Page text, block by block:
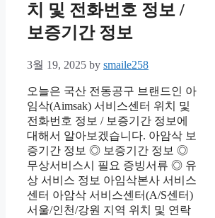
치 및 전화번호 정보 /
보증기간 정보
3월 19, 2025 by smaile258
오늘은 국산 전동공구 브랜드인 아
임삭(Aimsak) 서비스센터 위치 및
전화번호 정보 / 보증기간 정보에
대해서 알아보겠습니다. 아암삭 보
증기간 정보 ◎ 보증기간 정보 ◎
무상서비스시 필요 증빙서류 ◎ 유
상 서비스 정보 아임삭본사 서비스
센터 아암삭 서비스센터(A/S센터)
서울/인천/강원 지역 위치 및 연락